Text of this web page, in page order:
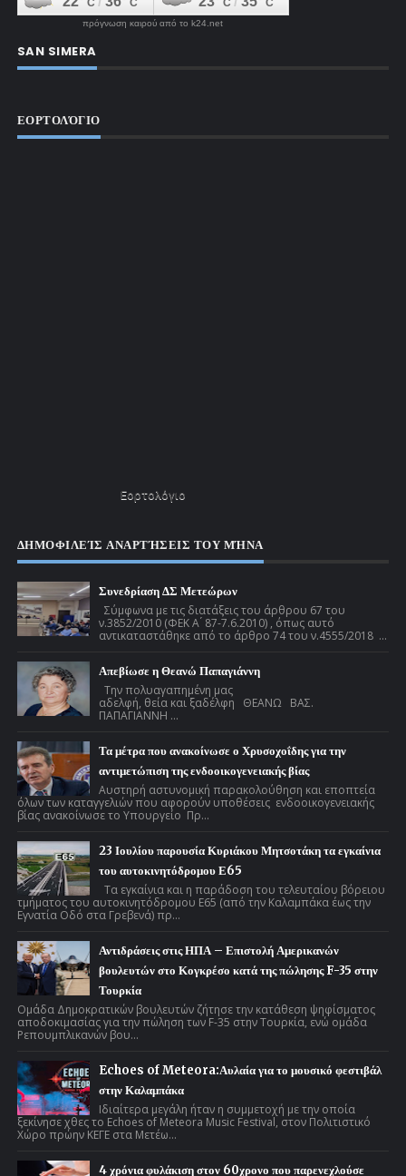
πρόγνωση καιρού από το k24.net
SAN SIMERA
ΕΟΡΤΟΛΌΓΙΟ
Εορτολόγιο
ΔΗΜΟΦΙΛΕΊΣ ΑΝΑΡΤΉΣΕΙΣ ΤΟΥ ΜΉΝΑ
Συνεδρίαση ΔΣ Μετεώρων
Σύμφωνα με τις διατάξεις του άρθρου 67 του
ν.3852/2010 (ΦΕΚ Α ́ 87-7.6.2010) , όπως αυτό
αντικαταστάθηκε από το άρθρο 74 του ν.4555/2018 ...
Απεβίωσε η Θεανώ Παπαγιάννη
Την πολυαγαπημένη μας
αδελφή, θεία και ξαδέλφη ΘΕΑΝΩ ΒΑΣ.
ΠΑΠΑΓΙΑΝΝΗ ...
Τα μέτρα που ανακοίνωσε ο Χρυσοχοΐδης για την
αντιμετώπιση της ενδοοικογενειακής βίας
Αυστηρή αστυνομική παρακολούθηση και εποπτεία
όλων των καταγγελιών που αφορούν υποθέσεις ενδοοικογενειακής
βίας ανακοίνωσε το Υπουργείο Πρ...
23 Ιουλίου παρουσία Κυριάκου Μητσοτάκη τα εγκαίνια
του αυτοκινητόδρομου Ε65
Τα εγκαίνια και η παράδοση του τελευταίου βόρειου
τμήματος του αυτοκινητόδρομου Ε65 (από την Καλαμπάκα έως την
Εγνατία Οδό στα Γρεβενά) πρ...
Αντιδράσεις στις ΗΠΑ – Επιστολή Αμερικανών
βουλευτών στο Κογκρέσο κατά της πώλησης F-35 στην
Τουρκία
Ομάδα Δημοκρατικών βουλευτών ζήτησε την κατάθεση ψηφίσματος
αποδοκιμασίας για την πώληση των F-35 στην Τουρκία, ενώ ομάδα
Ρεπουμπλικανών βου...
Echoes of Meteora:Αυλαία για το μουσικό φεστιβάλ
στην Καλαμπάκα
Ιδιαίτερα μεγάλη ήταν η συμμετοχή με την οποία
ξεκίνησε χθες το Echoes of Meteora Music Festival, στον Πολιτιστικό
Χώρο πρώην ΚΕΓΕ στα Μετέω...
4 χρόνια φυλάκιση στον 60χρονο που παρενεχλούσε